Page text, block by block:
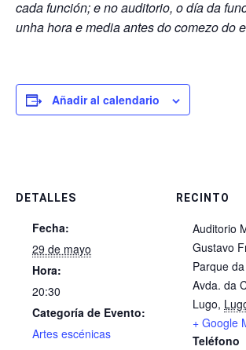
cada función; e no auditorio, o día da
unha hora e media antes do comezo do
Añadir al calendario
DETALLES
Fecha:
29 de mayo
Hora:
20:30
Categoría de Evento:
Artes escénicas
RECINTO
​Auditorio
Gustavo
Parque
Avda. da
Lugo,
+ Google
Teléfono